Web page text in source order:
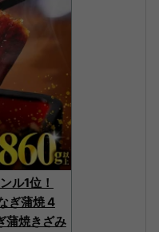
ル1位！
ぎ蒲焼 4
蒲焼きざみ